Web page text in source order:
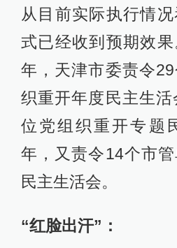
从目前实际执行情
式已经收到预期效
年，天津市委责令
织重开年度民主生
位党组织重开专题
年，又责令14个市
民主生活会。
“红脸出汗”：